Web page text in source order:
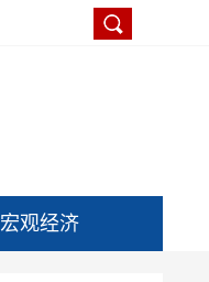
宏观经济